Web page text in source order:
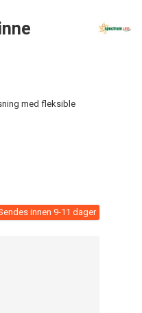
med fleksible
innen 9-11 dager